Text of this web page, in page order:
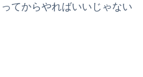
てからやればいいじゃない